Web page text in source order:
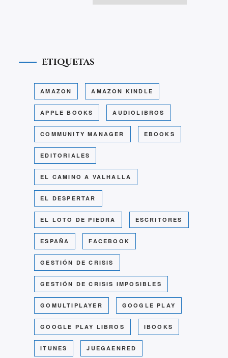
Etiquetas
AMAZON AMAZON KINDLE
APPLE BOOKS AUDIOLIBROS
COMMUNITY MANAGER EBOOKS
EDITORIALES
EL CAMINO A VALHALLA
EL DESPERTAR
EL LOTO DE PIEDRA ESCRITORES
ESPAÑA FACEBOOK
GESTIÓN DE CRISIS
GESTIÓN DE CRISIS IMPOSIBLES
GOMULTIPLAYER GOOGLE PLAY
GOOGLE PLAY LIBROS IBOOKS
ITUNES JUEGAENRED